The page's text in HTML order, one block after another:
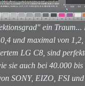
ein Traum...
und maximal von
LG C8, sind
sie auch bei 40.000
SONY, EIZO, FSI